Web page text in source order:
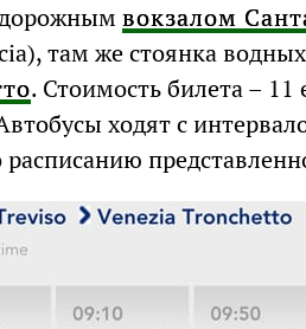
вокзалом
там же стоянка
. Стоимость билета –
ходят с
расписанию